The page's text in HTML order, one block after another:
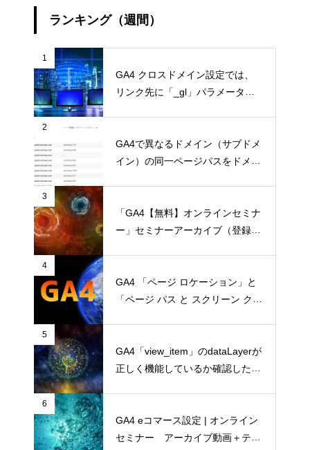
ランキング（週間）
1
GA4 クロスドメイン設定では、
リンク先に「_gl」パラメータが
2
GA4で異なるドメイン（サブドメ
イン）の同一ページパスをドメイ
3
「GA4【無料】オンラインセミナ
ー」セミナーアーカイブ（登録不
4
GA4 「ページ ロケーション」と
「ページ パス と スクリーン クラ
り
5
GA4「view_item」のdataLayerが
正しく機能しているか確認したい
「ペイドロード」タブを確認
6
GA4 eコマース設定 | オンライン
セミナー アーカイブ動画＋テキ